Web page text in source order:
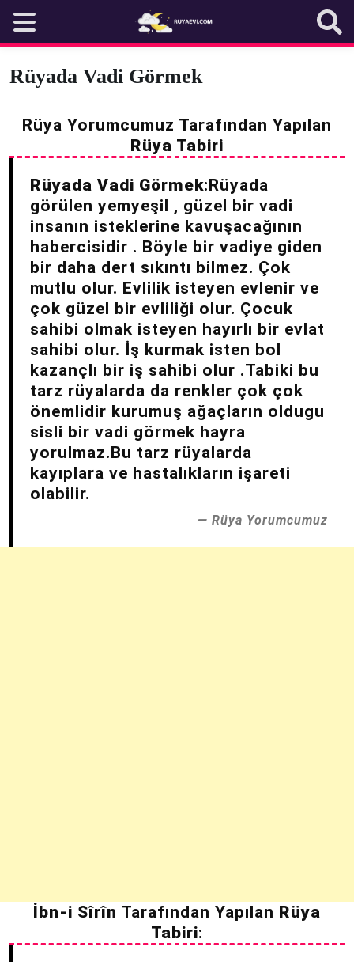
content
Rüyada Vadi Görmek
Rüya Yorumcumuz Tarafından Yapılan
Rüya Tabiri
Rüyada Vadi Görmek:Rüyada
görülen yemyeşil , güzel bir vadi
insanın isteklerine kavuşacağının
habercisidir . Böyle bir vadiye giden
bir daha dert sıkıntı bilmez. Çok
mutlu olur. Evlilik isteyen evlenir ve
çok güzel bir evliliği olur. Çocuk
sahibi olmak isteyen hayırlı bir evlat
sahibi olur. İş kurmak isten bol
kazançlı bir iş sahibi olur .Tabiki bu
tarz rüyalarda da renkler çok çok
önemlidir kurumuş ağaçların oldugu
sisli bir vadi görmek hayra
yorulmaz.Bu tarz rüyalarda
kayıplara ve hastalıkların işareti
olabilir.
Rüya Yorumcumuz
İbn-i Sîrîn Tarafından Yapılan Rüya
Tabiri: